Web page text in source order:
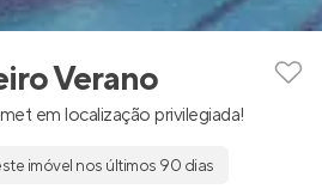
Verano
em localização privilegiada!
imóvel nos últimos 90 dias